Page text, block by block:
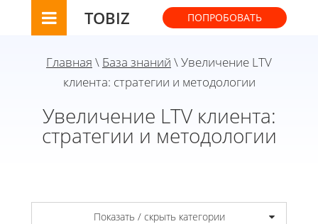
TOBIZ ПОПРОБОВАТЬ
Главная \ База знаний \ Увеличение LTV
клиента: стратегии и методологии
Увеличение LTV клиента:
стратегии и методологии
Показать / скрыть категории